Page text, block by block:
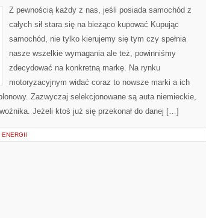
SAMO
PRZEZ
DZIŚ
OSÓB
Z pewnością każdy z nas, jeśli posiada samochód z
całych sił stara się na bieżąco kupować Kupując
samochód, nie tylko kierujemy się tym czy spełnia
nasze wszelkie wymagania ale też, powinniśmy
zdecydować na konkretną markę. Na rynku
motoryzacyjnym widać coraz to nowsze marki a ich
Zazwyczaj selekcjonowane są auta niemieckie,
Jeżeli ktoś już się przekonał do danej […]